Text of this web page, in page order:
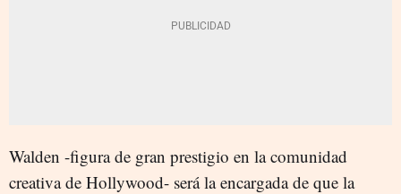
Walden -figura de gran prestigio en la comunidad
creativa de Hollywood- será la encargada de que la